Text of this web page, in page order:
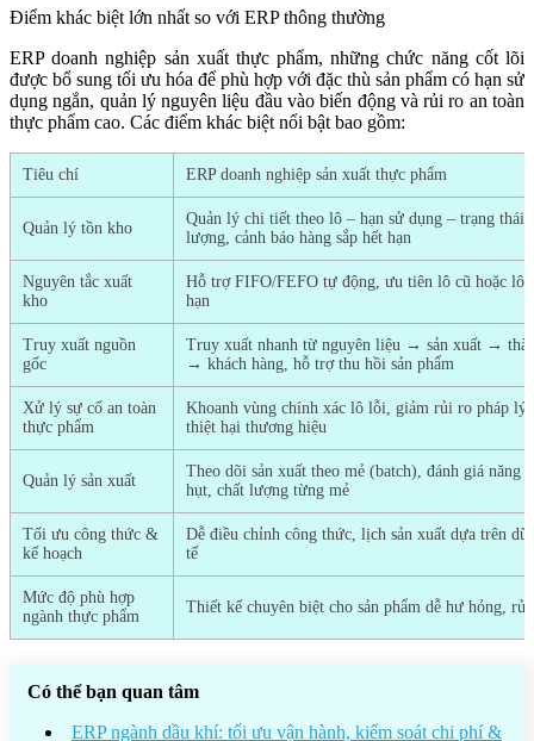
Điểm khác biệt lớn nhất so với ERP thông thường
ERP doanh nghiệp sản xuất thực phẩm, những chức năng cốt lõi
được bổ sung tối ưu hóa để phù hợp với đặc thù sản phẩm có hạn sử
dụng ngắn, quản lý nguyên liệu đầu vào biến động và rủi ro an toàn
thực phẩm cao. Các điểm khác biệt nổi bật bao gồm:
Tiêu chí ERP doanh nghiệp sản xuất thực phẩm
Quản lý tồn kho
Quản lý chi tiết theo lô – hạn sử dụng – trạng thái
lượng, cảnh báo hàng sắp hết hạn
Nguyên tắc xuất
kho
Hỗ trợ FIFO/FEFO tự động, ưu tiên lô cũ hoặc lô
hạn
Truy xuất nguồn
gốc
Truy xuất nhanh từ nguyên liệu → sản xuất →
→ khách hàng, hỗ trợ thu hồi sản phẩm
Xử lý sự cố an toàn
thực phẩm
Khoanh vùng chính xác lô lỗi, giảm rủi ro pháp lý
thiệt hại thương hiệu
Quản lý sản xuất
Theo dõi sản xuất theo mẻ (batch), đánh giá năng
hụt, chất lượng từng mẻ
Tối ưu công thức &
kế hoạch
Dễ điều chỉnh công thức, lịch sản xuất dựa trên
tế
Mức độ phù hợp
ngành thực phẩm
Thiết kế chuyên biệt cho sản phẩm dễ hư hỏng, rủi
Có thể bạn quan tâm
ERP ngành dầu khí: tối ưu vận hành, kiểm soát chi phí &